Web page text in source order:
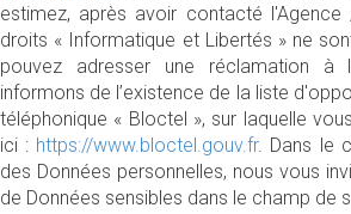
estimez, après avoir contacté
droits « Informatique et Libertés » ne
pouvez adresser une réclamation à
informons de l’existence de la liste
téléphonique « Bloctel », sur laquelle
ici : https://www.bloctel.gouv.fr. Dans le
des Données personnelles, nous vous
de Données sensibles dans le champ de